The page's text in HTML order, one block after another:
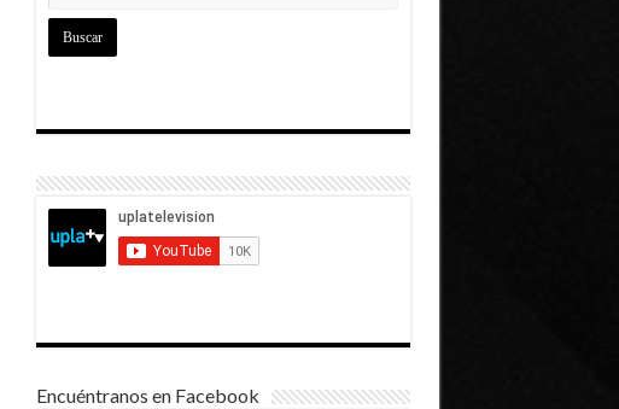
Encuéntranos en Facebook